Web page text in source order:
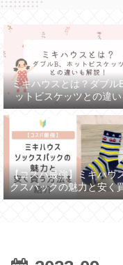
ミキハウスとは？ダブル
ットビスケッツとの違
説！
【コスパ最強】ミキハウ
クスパックの魅力と安く
法を紹介